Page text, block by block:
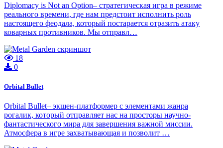
Diplomacy is Not an Option– стратегическая игра в режиме
реального времени, где нам предстоит исполнить роль
настоящего феодала, который постарается отразить атаку
коварных противников. Мы отправл…
18
0
Orbital Bullet
Orbital Bullet– экшен-платформер с элементами жанра
рогалик, который отправляет нас на просторы научно-
фантастического мира для завершения важной миссии.
Атмосфера в игре захватывающая и позволит …